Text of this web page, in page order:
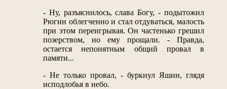
- Ну, разъяснилось, слава Богу, - подытожил
Рюгин облегченно и стал отдуваться, малость
при этом переигрывая. Он частенько грешил
позерством, но ему прощали. - Правда,
остается непонятным общий провал в
памяти...
- Не только провал, - буркнул Яшин, глядя
исподлобья в небо.